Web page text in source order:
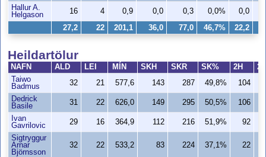
Heildartölur
NAFN ALD LEI MÍN SKH SKR SK% 2H
Taiwo
Badmus
32 21 577,6 143 287 49,8% 104
Dedrick
Basile
31 22 626,0 149 295 50,5% 106
Ivan
Gavrilovic
29 16 364,9 112 216 51,9% 92
Sigtryggur
Arnar
Björnsson
32 22 533,2 83 224 37,1% 22
Hallur A.
Helgason
16 4 0,9 0,0 0,3 0,0% 0,0
27,2 22 201,1 36,0 77,0 46,7% 22,2